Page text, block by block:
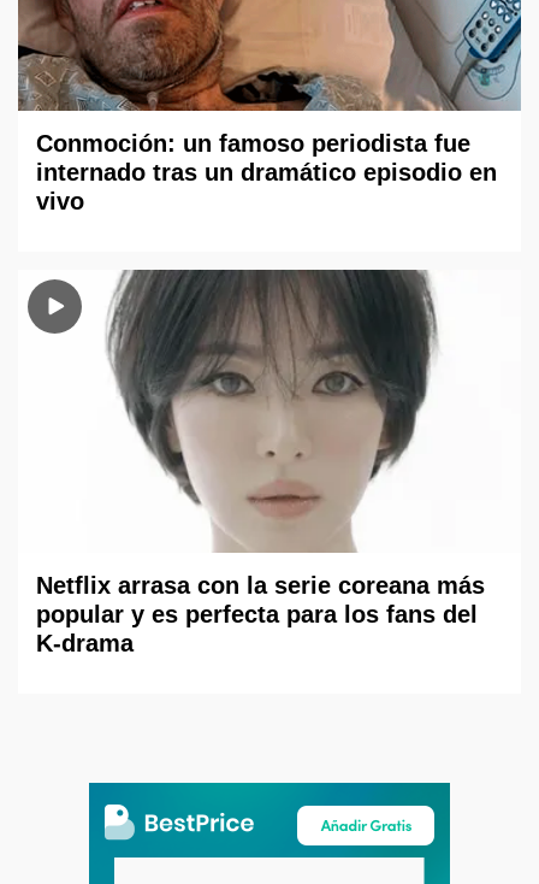
Conmoción: un famoso periodista fue
internado tras un dramático episodio en
vivo
Netflix arrasa con la serie coreana más
popular y es perfecta para los fans del
K-drama